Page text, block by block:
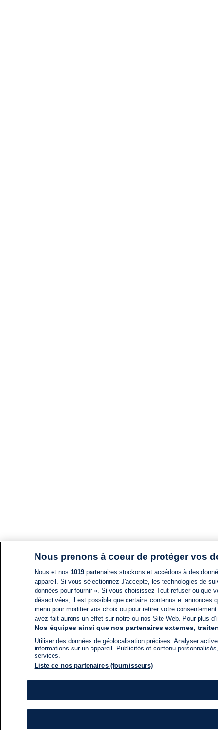
Nous prenons à coeur de protéger vos
Nous et nos 1019partenaires stockons et accédons à des
appareil. Si vous sélectionnez J'accepte, les technologies de
données pour fournir ». Si vous choisissez Tout refuser ou
désactivées, il est possible que certains contenus et annonces
menu pour modifier vos choix ou pour retirer votre
avez fait aurons un effet sur notre ou nos Site Web. Pour plus
Nos équipes ainsi que nos partenaires externes,
Utiliser des données de géolocalisation précises. Analyser
informations sur un appareil. Publicités et contenu
services.
Liste de nos partenaires (fournisseurs)